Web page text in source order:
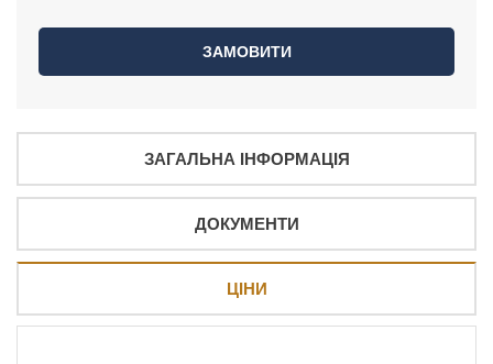
ЗАГАЛЬНА ІНФОРМАЦІЯ
ДОКУМЕНТИ
ЦІНИ